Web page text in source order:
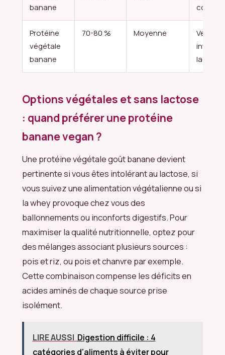
banane
Protéine
végétale
banane
70-80 % Moyenne
Vegan,
lactose
Options végétales et sans lactose
: quand préférer une protéine
banane vegan ?
Une protéine végétale goût banane devient
pertinente si vous êtes intolérant au lactose, si
vous suivez une alimentation végétalienne ou si
la whey provoque chez vous des
ballonnements ou inconforts digestifs. Pour
maximiser la qualité nutritionnelle, optez pour
des mélanges associant plusieurs sources :
pois et riz, ou pois et chanvre par exemple.
Cette combinaison compense les déficits en
acides aminés de chaque source prise
isolément.
LIRE AUSSI Digestion difficile : 4
catégories d'aliments à éviter pour